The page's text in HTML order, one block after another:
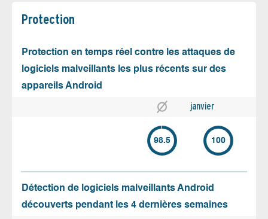
Protection
Protection en temps réel contre les attaques de
logiciels malveillants les plus récents sur des
appareils Android
janvier
98.5 100
Détection de logiciels malveillants Android
découverts pendant les 4 dernières semaines